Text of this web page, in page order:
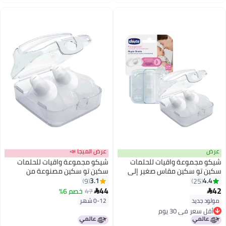
عرض
شيكو مجموعة واقيات للحلمات
سكين تو سكين مقاس صغير إلى
متوسط مكونة من قطعتين
4.4
25
42
مولود جديد
أقل سعر في 30 يوم
أقل سعر في 30 يوم
عرض الميجا 📣
شيكو مجموعة واقيات للحلمات
سكين تو سكين مصنوعة من
السيليكون مقاس متوسط إلى كبير
مكونة من قطعتين
3.1
9
44
47 خصم 6%
0-12 شهر